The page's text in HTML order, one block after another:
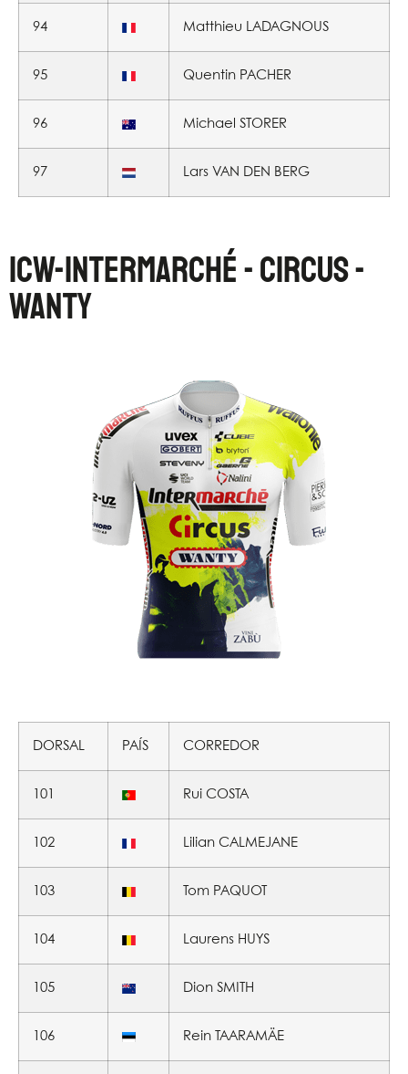
94 Matthieu LADAGNOUS
95 Quentin PACHER
96 Michael STORER
97 Lars VAN DEN BERG
ICW-INTERMARCHÉ - CIRCUS -
WANTY
DORSAL PAÍS CORREDOR
101 Rui COSTA
102 Lilian CALMEJANE
103 Tom PAQUOT
104 Laurens HUYS
105 Dion SMITH
106 Rein TAARAMÄE